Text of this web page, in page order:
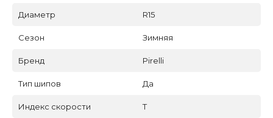
Диаметр R15
Сезон Зимняя
Бренд Pirelli
Тип шипов Да
Индекс скорости T